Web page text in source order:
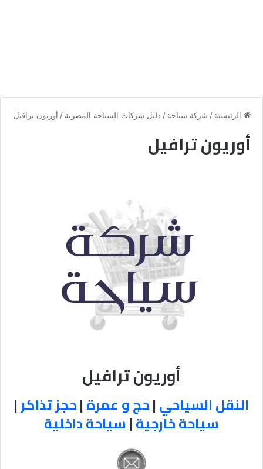
الرئيسية / شركة سياحة / دليل شركات السياحة المصرية / أوريون ترافيل
أوريون ترافيل
أوريون ترافيل
النقل السياحي|حج و عمرة|حجز تذاكر|
سياحة خارجية|سياحة داخلية